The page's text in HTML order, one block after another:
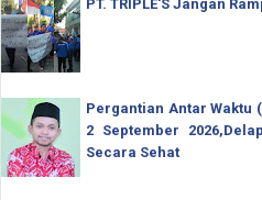
PT. TRIPLE'S Jangan
Pergantian Antar Waktu
2 September
Secara Sehat